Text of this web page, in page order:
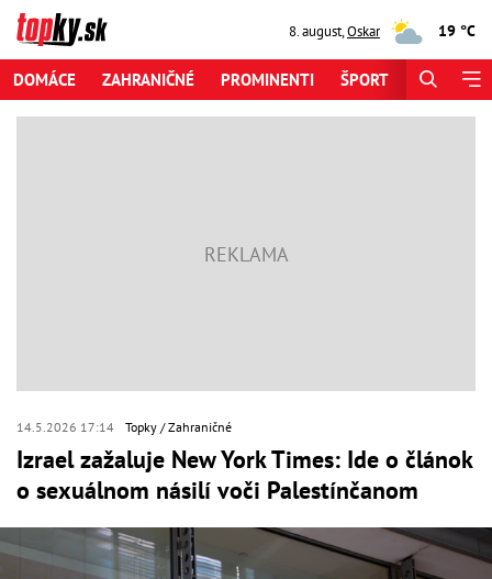
8. august,Oskar 19 °C
DOMÁCE ZAHRANIČNÉ PROMINENTI ŠPORT
14.5.2026 17:14 Topky Zahraničné
Izrael zažaluje New York Times: Ide o článok
o sexuálnom násilí voči Palestínčanom